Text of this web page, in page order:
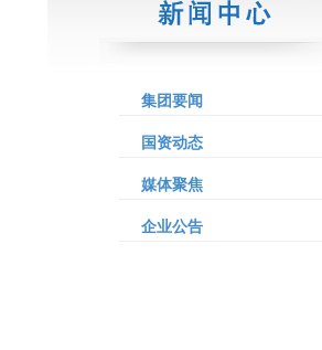
集团要闻
国资动态
媒体聚焦
企业公告